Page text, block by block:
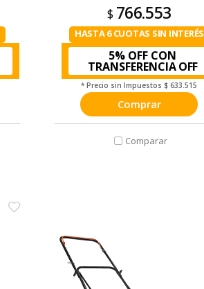
$ 766.553
HASTA 6 CUOTAS SIN INTERÉS
5% OFF CON
TRANSFERENCIA
* Precio sin Impuestos $ 633.515
Comprar